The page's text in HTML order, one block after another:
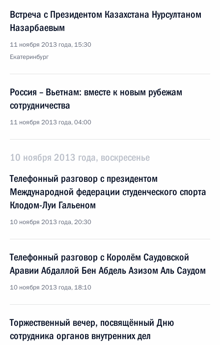
Встреча с Президентом Казахстана Нурсултаном
Назарбаевым
11 ноября 2013 года, 15:30
Екатеринбург
Россия – Вьетнам: вместе к новым рубежам
сотрудничества
11 ноября 2013 года, 04:00
10 ноября 2013 года, воскресенье
Телефонный разговор с президентом
Международной федерации студенческого спорта
Клодом-Луи Гальеном
10 ноября 2013 года, 20:30
Телефонный разговор с Королём Саудовской
Аравии Абдаллой Бен Абдель Азизом Аль Саудом
10 ноября 2013 года, 18:10
Торжественный вечер, посвящённый Дню
сотрудника органов внутренних дел